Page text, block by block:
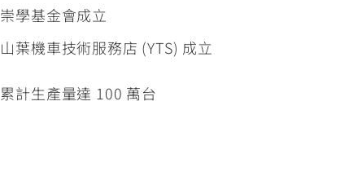
崇學基金會成立
山葉機車技術服務店 (YTS) 成立
累計生產量達 100 萬台